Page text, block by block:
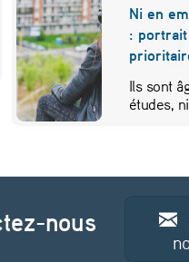
Ni en
:
Ils sont
études,
nous